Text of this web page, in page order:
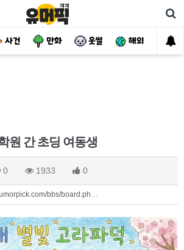
사건 만화 웃썰 해외 핫
원 간 초딩 여동생
0 1933 0
bbs/board.ph…